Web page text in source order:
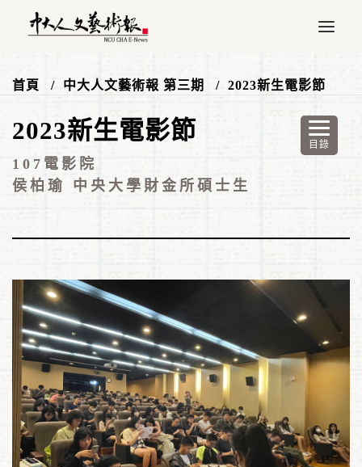
首頁 中大人文藝術報 第三期 2023新生電影節
2023新生電影節
107電影院
侯柏瑜 中央大學財金所碩士生